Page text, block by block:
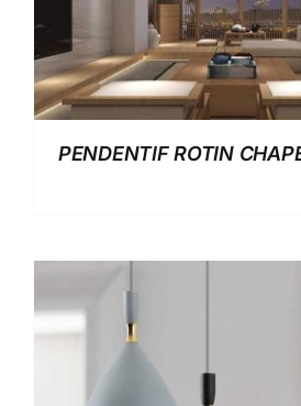
PENDENTIF ROTIN